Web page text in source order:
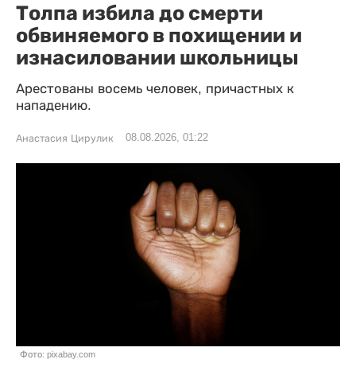
Толпа избила до смерти
обвиняемого в похищении и
изнасиловании школьницы
Арестованы восемь человек, причастных к
нападению.
Анастасия Цирулик 08.08.2026, 01:22
Фото: pixabay.com